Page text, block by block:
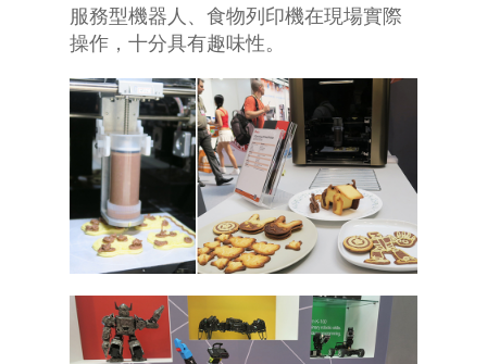
服務型機器人、食物列印機在現場實際
操作，十分具有趣味性。